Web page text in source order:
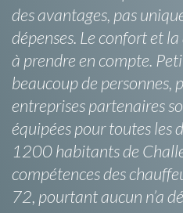
des avantages, pas
dépenses. Le confort et
à prendre en compte.
beaucoup de personnes,
entreprises partenaires
équipées pour toutes les
1200 habitants de
compétences des
72, pourtant aucun n’a